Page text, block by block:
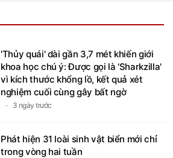
'Thủy quái' dài gần 3,7 mét khiến giới
khoa học chú ý: Được gọi là 'Sharkzilla'
vì kích thước khổng lồ, kết quả xét
nghiệm cuối cùng gây bất ngờ
3 ngày trước
Phát hiện 31 loài sinh vật biển mới chỉ
trong vòng hai tuần